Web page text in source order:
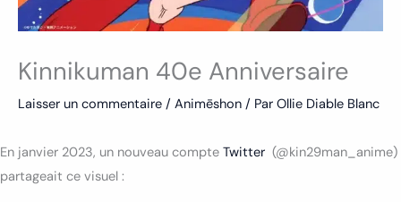
Kinnikuman 40e Anniversaire
Laisser un commentaire / Animēshon / Par Ollie Diable Blanc
En janvier 2023, un nouveau compte Twitter (@kin29man_anime)
partageait ce visuel :